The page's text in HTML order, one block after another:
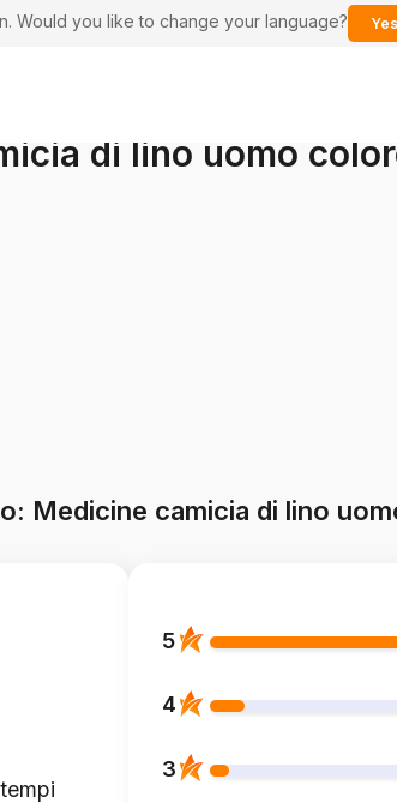
Would you like to change your language?
di lino uomo
Medicine camicia di lino
5
4
3